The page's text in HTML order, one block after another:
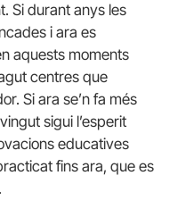
Si durant anys les
i ara es
aquests moments
centres que
Si ara se’n fa més
sigui l’esperit
educatives
fins ara, que es